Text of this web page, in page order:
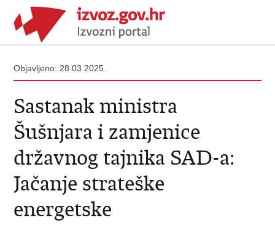
Objavljeno: 28.03.2025.
Sastanak ministra
Šušnjara i zamjenice
državnog tajnika SAD-a:
Jačanje strateške
energetske